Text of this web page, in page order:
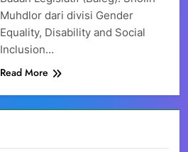
Muhdlor dari divisi Gender
Equality, Disability and Social
Inclusion…
Read More